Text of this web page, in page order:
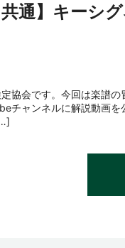
共通】キーシ
協会です。今回は楽譜
チャンネルに解説動画